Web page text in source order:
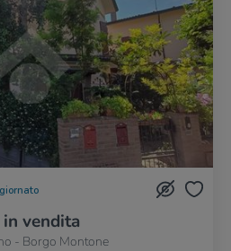
vendita
- Borgo Montone